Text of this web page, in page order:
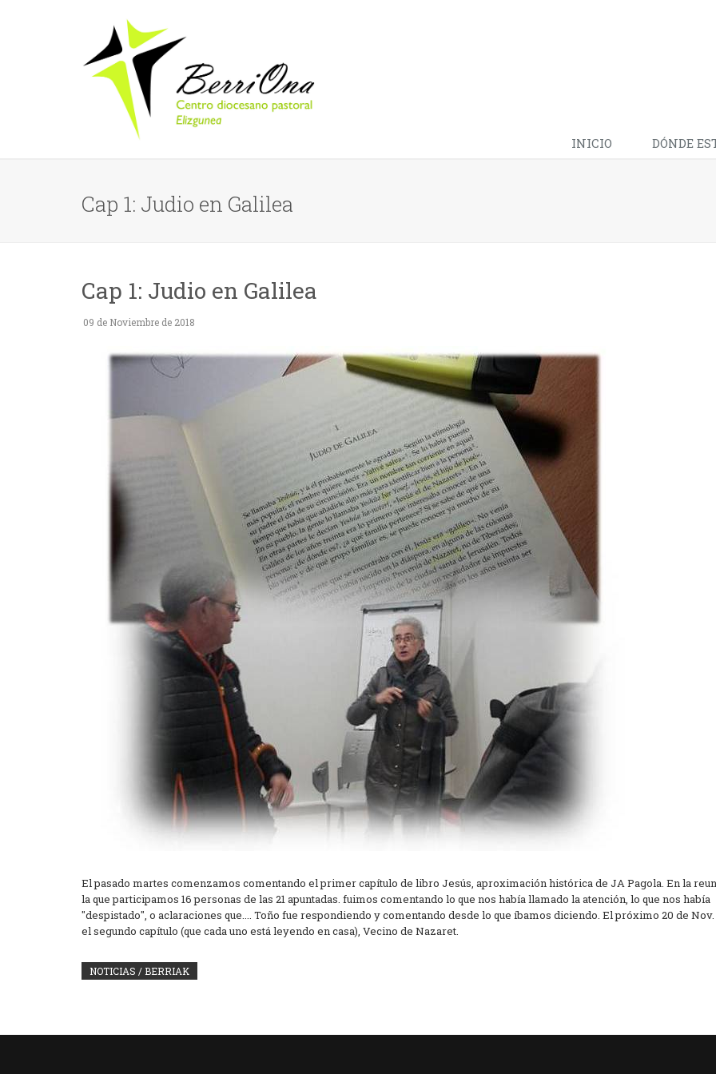
INICIO DÓNDE
Cap 1: Judio en Galilea
Cap 1: Judio en Galilea
09 de Noviembre de 2018
El pasado martes comenzamos comentando el primer capítulo de libro Jesús, aproximación histórica de JA Pagola. En la
la que participamos 16 personas de las 21 apuntadas. fuimos comentando lo que nos había llamado la atención, lo que nos había
"despistado", o aclaraciones que.... Toño fue respondiendo y comentando desde lo que íbamos diciendo. El próximo 20 de
el segundo capítulo (que cada uno está leyendo en casa), Vecino de Nazaret.
NOTICIAS / BERRIAK